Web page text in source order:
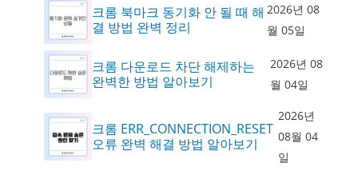
크롬 북마크 동기화 안 될 때 해
결 방법 완벽 정리
2026년 08
월 05일
크롬 다운로드 차단 해제하는
완벽한 방법 알아보기
2026년 08
월 04일
크롬 ERR_CONNECTION_RESET
오류 완벽 해결 방법 알아보기
2026년
08월 04
일